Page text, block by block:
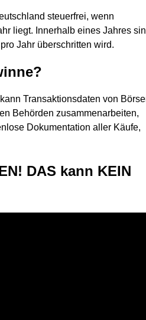
steuerfrei, wenn
liegt. Innerhalb eines Jahres
Jahr überschritten wird.
Transaktionsdaten von
Behörden zusammenarbeiten,
Dokumentation aller Käufe,
DAS kann KEIN